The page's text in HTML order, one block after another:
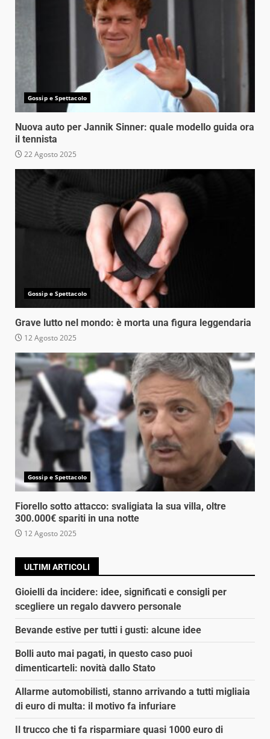
Gossip e Spettacolo
Nuova auto per Jannik Sinner: quale modello guida ora
il tennista
22 Agosto 2025
Gossip e Spettacolo
Grave lutto nel mondo: è morta una figura leggendaria
12 Agosto 2025
Gossip e Spettacolo
Fiorello sotto attacco: svaligiata la sua villa, oltre
300.000€ spariti in una notte
12 Agosto 2025
ULTIMI ARTICOLI
Gioielli da incidere: idee, significati e consigli per
scegliere un regalo davvero personale
Bevande estive per tutti i gusti: alcune idee
Bolli auto mai pagati, in questo caso puoi
dimenticarteli: novità dallo Stato
Allarme automobilisti, stanno arrivando a tutti migliaia
di euro di multa: il motivo fa infuriare
Il trucco che ti fa risparmiare quasi 1000 euro di